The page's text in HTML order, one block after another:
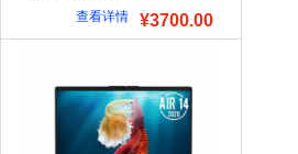
¥3700.00
查看详情